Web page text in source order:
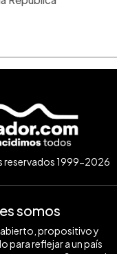
reservados 1999-2026
somos
propositivo y
para reflejar a un país